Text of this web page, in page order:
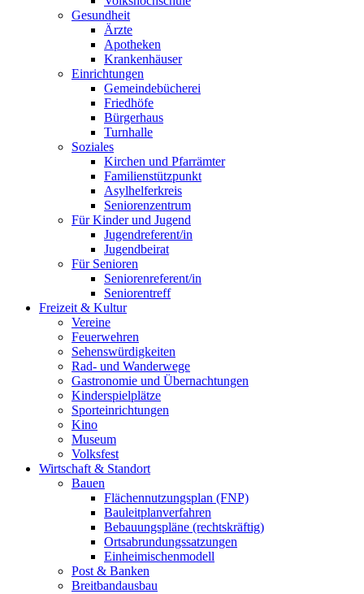
Gesundheit
Ärzte
Apotheken
Krankenhäuser
Einrichtungen
Gemeindebücherei
Friedhöfe
Bürgerhaus
Turnhalle
Soziales
Kirchen und Pfarrämter
Familienstützpunkt
Asylhelferkreis
Seniorenzentrum
Für Kinder und Jugend
Jugendreferent/in
Jugendbeirat
Für Senioren
Seniorenreferent/in
Seniorentreff
Freizeit & Kultur
Vereine
Feuerwehren
Sehenswürdigkeiten
Rad- und Wanderwege
Gastronomie und Übernachtungen
Kinderspielplätze
Sporteinrichtungen
Kino
Museum
Volksfest
Wirtschaft & Standort
Bauen
Flächennutzungsplan (FNP)
Bauleitplanverfahren
Bebauungspläne (rechtskräftig)
Ortsabrundungssatzungen
Einheimischenmodell
Post & Banken
Breitbandausbau